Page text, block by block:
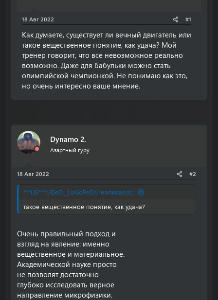
ы18 Авг 2022 #1
Как думаете, существует ли вечный двигатель или
такое вещественное понятие, как удача? Мой
тренер говорит, что все невозможное реально
возможно. Даже для бабульки можно стать
олимпийской чемпионкой. Не понимаю как это,
но очень интересно ваше мнение.
Dynamo 2.
Азартный гуру
18 Авг 2022 #2
***LIS***//DeD__LoGoPeD// написал(а):
такое вещественное понятие, как удача?
Очень правильный подход и
взгляд на явление: именно
вещественное и материальное.
Академической науке просто
не позволят достаточно
глубоко исследовать верное
направление микрофизики.